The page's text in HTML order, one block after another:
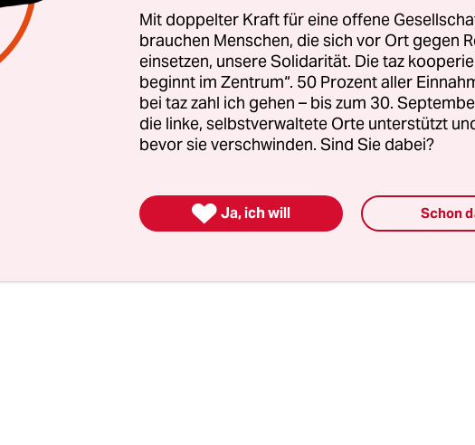
über ein bundesweites Netzwerkberichtet, in dem ein
Soldat, Deckname „Hannibal“, eine zentrale Rolle
hatte bereits derFocusauf eine „Untergrundarmee“
Zudem war vor einem Kölner Amtsgericht jüngst ein
gegen einen Mitarbeiter des Militärischen
(MAD) eröffnet worden, dem vorgeworfen wird,
vor Razzien gewarnt zu haben.
Mit doppelter Kraft für eine offene
brauchen Menschen, die sich vor Ort gegen
einsetzen, unsere Solidarität. Die taz
beginnt im Zentrum“. 50 Prozent aller
bei taz zahl ich gehen – bis zum 30.
die linke, selbstverwaltete Orte unterstützt
bevor sie verschwinden. Sind Sie dabei?
 Ja, ich will Schon